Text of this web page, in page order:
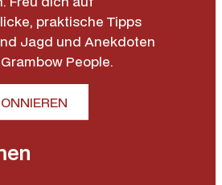
praktische Tipps
Jagd und Anekdoten
People.